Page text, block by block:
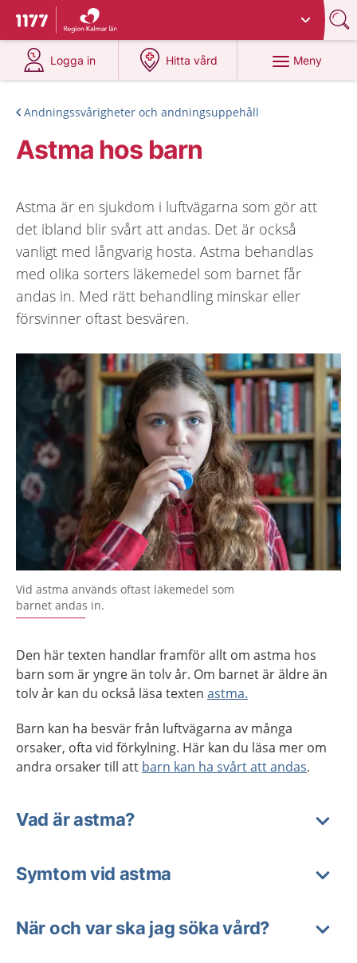
Till startsidan för 1177
Du har valt region
Logga in
på 1177.se
Hitta vård
på 1177.se
Meny
Andningssvårigheter och andningsuppehåll
Astma hos barn
Astma är en sjukdom i luftvägarna som gör att
det ibland blir svårt att andas. Det är också
vanligt med långvarig hosta. Astma behandlas
med olika sorters läkemedel som barnet får
andas in. Med rätt behandling minskar eller
försvinner oftast besvären.
Vid astma används oftast läkemedel som
barnet andas in.
Den här texten handlar framför allt om astma hos
barn som är yngre än tolv år. Om barnet är äldre än
tolv år kan du också läsa texten astma.
Barn kan ha besvär från luftvägarna av många
orsaker, ofta vid förkylning. Här kan du läsa mer om
andra orsaker till att barn kan ha svårt att andas.
Vad är astma?
Symtom vid astma
När och var ska jag söka vård?